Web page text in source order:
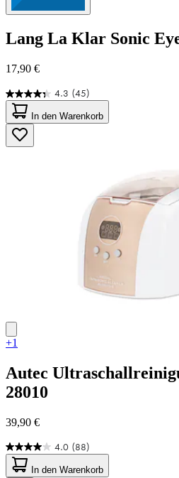
Lang La Klar Sonic
17,90 €
4.3 (45)
4.3
von
5
Sternen.
45
In den Warenkorb
+1
Autec
28010
39,90 €
4.0 (88)
4.0
von
In den Warenkorb